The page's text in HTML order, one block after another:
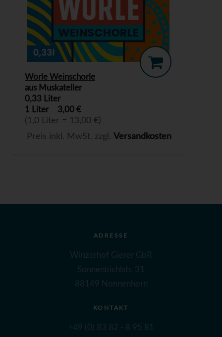
Worle Weinschorle
aus Muskateller
0,33 Liter
1 Liter
3,00 €
(1,0 Liter = 13,00 €)
Preis inkl. MwSt. zzgl. Versandkosten
ADRESSE
Winzerhof Gierer GbR
Sonnenbichlstr. 31
88149 Nonnenhorn
KONTAKT
+49 (0) 83 82 - 8 95 81